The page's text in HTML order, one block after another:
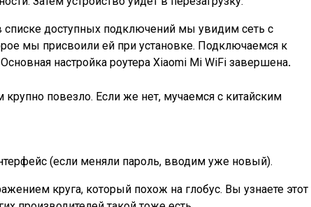
списке доступных подключений мы увидим сеть с
мы присвоили ей при установке. Подключаемся к
настройка роутера Xiaomi Mi WiFi завершена.
крупно повезло. Если же нет, мучаемся с китайским
(если меняли пароль, вводим уже новый).
круга, который похож на глобус. Вы узнаете этот